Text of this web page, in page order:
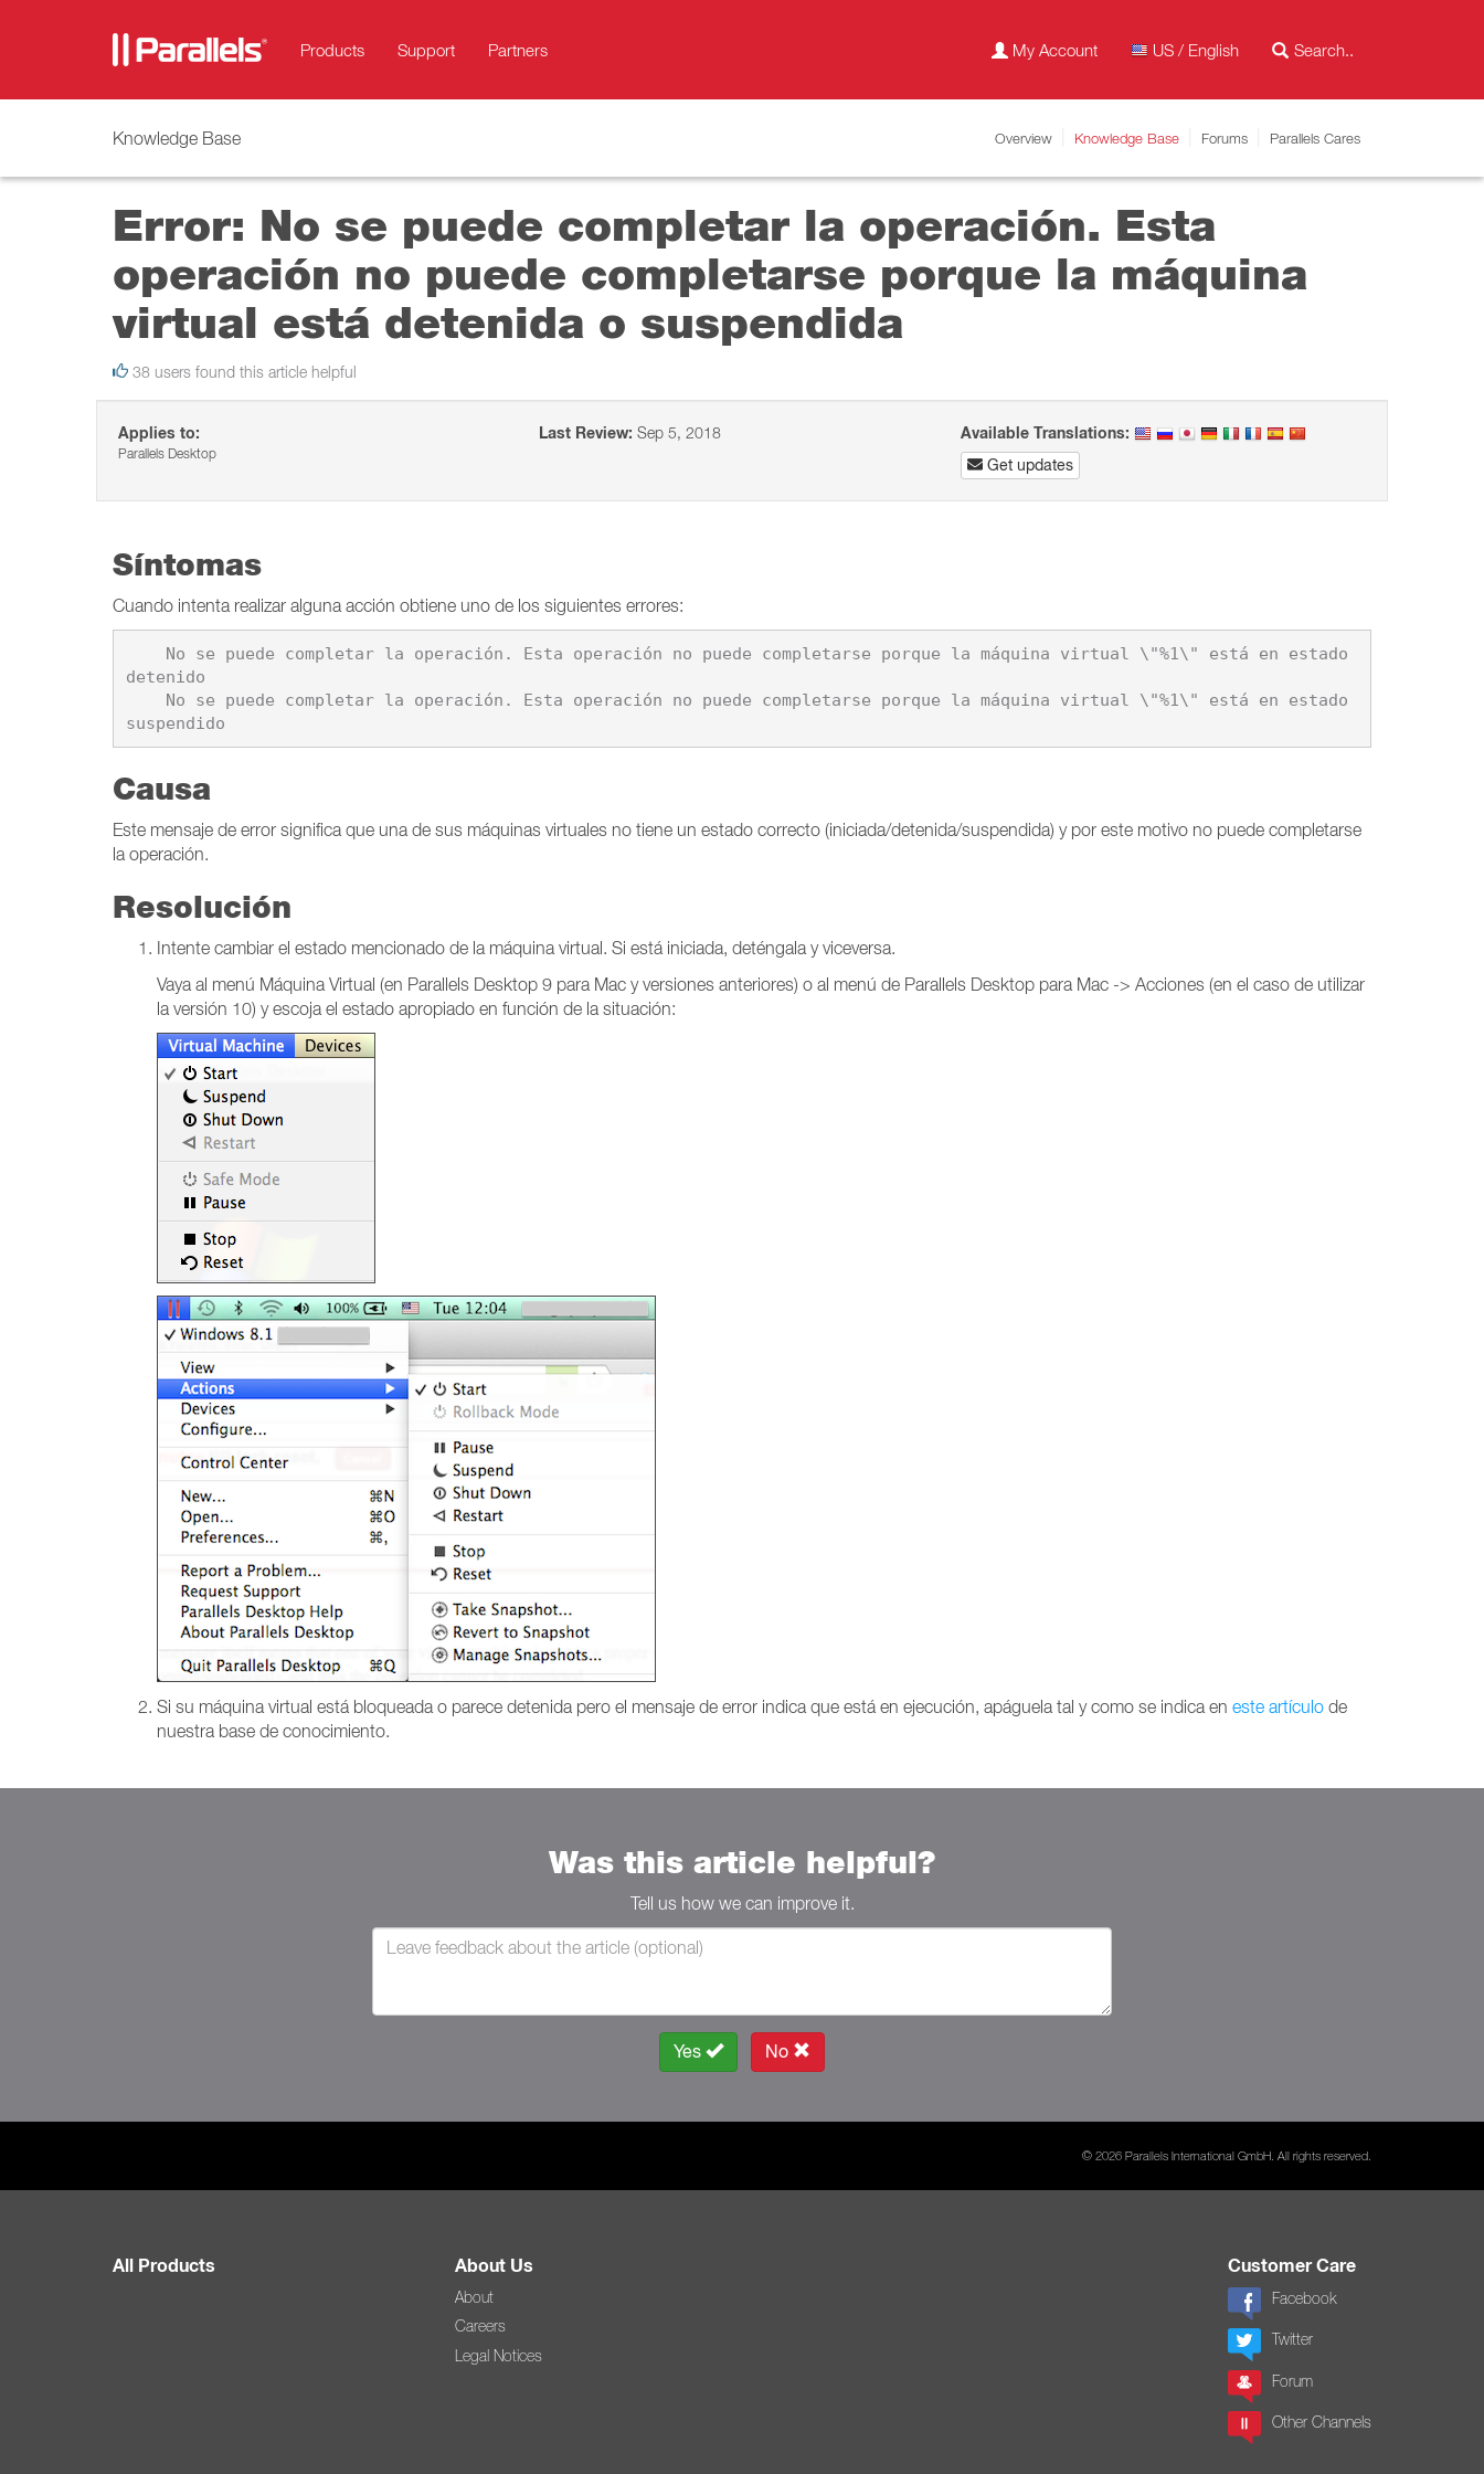
Products Support Partners My Account US / English
Knowledge Base Overview Knowledge Base Forums Parallels Cares
Error: No se puede completar la operación. Esta
operación no puede completarse porque la máquina
virtual está detenida o suspendida
38 users found this article helpful
Applies to:
Parallels Desktop
Last Review: Sep 5, 2018
Available Translations:
Get updates
Síntomas
Cuando intenta realizar alguna acción obtiene uno de los siguientes errores:
detenido
Causa
Este mensaje de error significa que una de sus máquinas virtuales no tiene un estado correcto (iniciada/detenida/suspendida) y por este motivo no puede completarse
la operación.
Resolución
Intente cambiar el estado mencionado de la máquina virtual. Si está iniciada, deténgala y viceversa.
Vaya al menú Máquina Virtual (en Parallels Desktop 9 para Mac y versiones anteriores) o al menú de Parallels Desktop para Mac -> Acciones (en el caso de utilizar
la versión 10) y escoja el estado apropiado en función de la situación:
Si su máquina virtual está bloqueada o parece detenida pero el mensaje de error indica que está en ejecución, apáguela tal y como se indica en este artículo de
nuestra base de conocimiento.
Was this article helpful?
Tell us how we can improve it.
Yes No
© 2026 Parallels International GmbH. All rights reserved.
All Products About Us
About
Careers
Legal Notices
Customer Care
Facebook
Twitter
Forum
Other Channels